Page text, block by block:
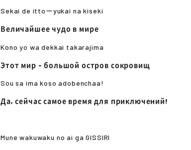
Sekai de ittoーyukai na kiseki
Величайшее чудо в мире
Kono yo wa dekkai takarajima
Этот мир - большой остров сокровищ
Sou sa ima koso adobenchaa!
Да, сейчас самое время для приключений!
Mune wakuwaku no ai ga GISSIRI